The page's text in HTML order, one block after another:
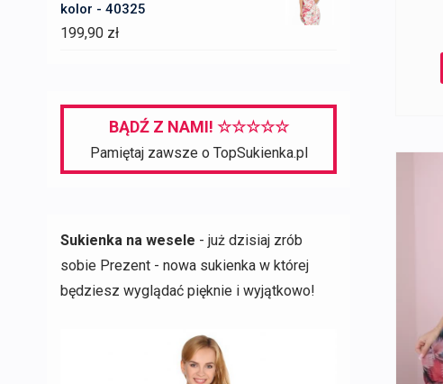
kolor - 40325
199,90 zł
BĄDŹ Z NAMI! ☆☆☆☆☆
Pamiętaj zawsze o TopSukienka.pl
Sukienka na wesele - już dzisiaj zrób
sobie Prezent - nowa sukienka w której
będziesz wyglądać pięknie i wyjątkowo!